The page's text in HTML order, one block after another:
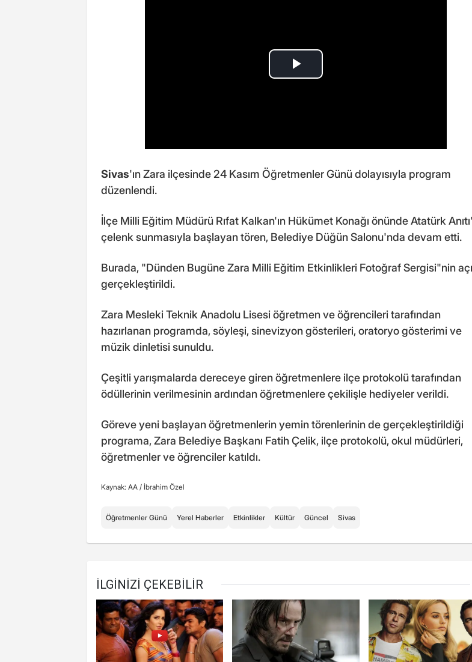
Sivas'ın Zara ilçesinde 24 Kasım Öğretmenler Günü dolayısıyla program
düzenlendi.
İlçe Milli Eğitim Müdürü Rıfat Kalkan'ın Hükümet Konağı önünde Atatürk
çelenk sunmasıyla başlayan tören, Belediye Düğün Salonu'nda devam etti.
Burada, "Dünden Bugüne Zara Milli Eğitim Etkinlikleri Fotoğraf Sergisi"nin
gerçekleştirildi.
Zara Mesleki Teknik Anadolu Lisesi öğretmen ve öğrencileri tarafından
hazırlanan programda, söyleşi, sinevizyon gösterileri, oratoryo gösterimi ve
müzik dinletisi sunuldu.
Çeşitli yarışmalarda dereceye giren öğretmenlere ilçe protokolü tarafından
ödüllerinin verilmesinin ardından öğretmenlere çekilişle hediyeler verildi.
Göreve yeni başlayan öğretmenlerin yemin törenlerinin de gerçekleştirildiği
programa, Zara Belediye Başkanı Fatih Çelik, ilçe protokolü, okul müdürleri,
öğretmenler ve öğrenciler katıldı.
Kaynak: AA / İbrahim Özel
Öğretmenler Günü Yerel Haberler Etkinlikler Kültür Güncel Sivas